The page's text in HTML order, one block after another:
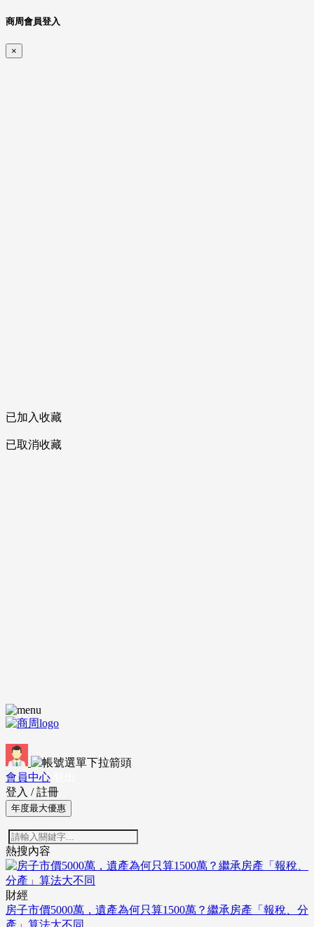
商周會員登入
×
已加入收藏
已取消收藏
會員中心
登入 / 註冊
年度最大優惠
熱搜內容
財經
房子市價5000萬，遺產為何只算1500萬？繼承房產「報稅、分
產」算法大不同